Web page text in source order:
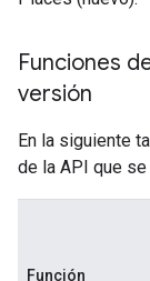
Funciones
versión
En la siguiente
de la API que se
Función